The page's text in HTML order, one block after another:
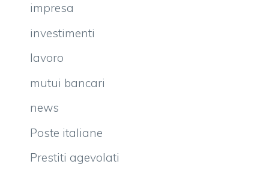
impresa
investimenti
lavoro
mutui bancari
news
Poste italiane
Prestiti agevolati